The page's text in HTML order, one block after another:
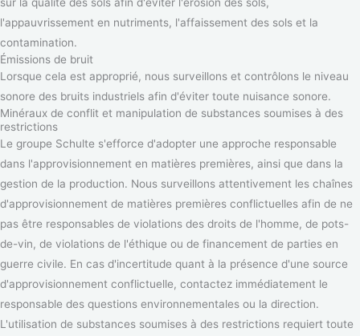
l'appauvrissement en nutriments, l'affaissement des sols et la
contamination.
Émissions de bruit
Lorsque cela est approprié, nous surveillons et contrôlons le niveau
sonore des bruits industriels afin d'éviter toute nuisance sonore.
Minéraux de conflit et manipulation de substances soumises à des
restrictions
Le groupe Schulte s'efforce d'adopter une approche responsable
dans l'approvisionnement en matières premières, ainsi que dans la
gestion de la production. Nous surveillons attentivement les chaînes
d'approvisionnement de matières premières conflictuelles afin de ne
pas être responsables de violations des droits de l'homme, de pots-
de-vin, de violations de l'éthique ou de financement de parties en
guerre civile. En cas d'incertitude quant à la présence d'une source
d'approvisionnement conflictuelle, contactez immédiatement le
responsable des questions environnementales ou la direction.
L'utilisation de substances soumises à des restrictions requiert toute